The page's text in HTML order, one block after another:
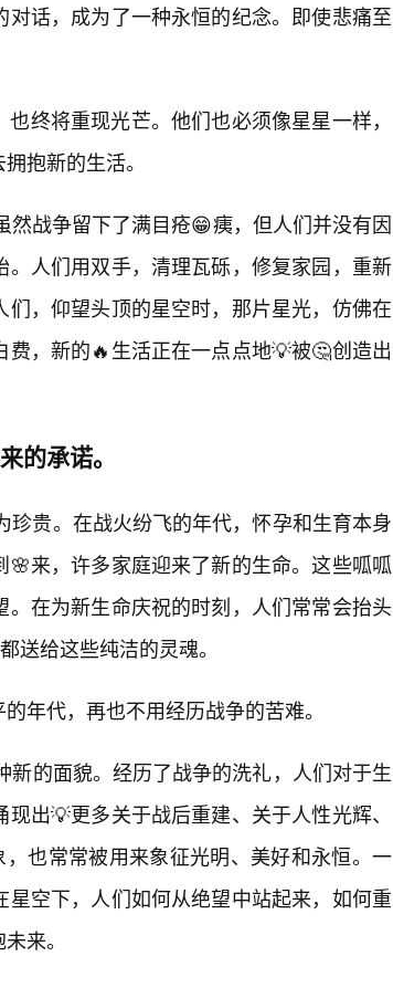
话，成为了一种永恒的纪念。即使悲痛至
终将重现光芒。他们也必须像星星一样，
抱新的生活。
战争留下了满目疮😁痍，但人们并没有因
人们用双手，清理瓦砾，修复家园，重新
，仰望头顶的星空时，那片星光，仿佛在
，新的🔥生活正在一点点地💡被🤔创造出
的承诺。
贵。在战火纷飞的年代，怀孕和生育本身
来，许多家庭迎来了新的生命。这些呱呱
在为新生命庆祝的时刻，人们常常会抬头
送给这些纯洁的灵魂。
年代，再也不用经历战争的苦难。
的面貌。经历了战争的洗礼，人们对于生
出💡更多关于战后重建、关于人性光辉、
也常常被用来象征光明、美好和永恒。一
空下，人们如何从绝望中站起来，如何重
来。